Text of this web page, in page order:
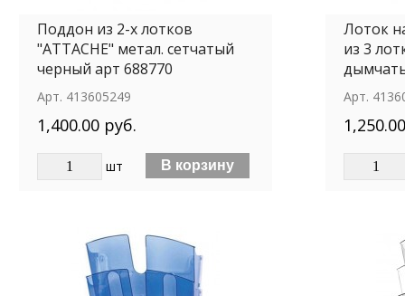
Поддон из 2-х лотков
"ATTACHE" метал. сетчатый
черный арт 688770
Арт. 413605249
1,400.00 руб.
шт
Лоток
из 3
Арт.